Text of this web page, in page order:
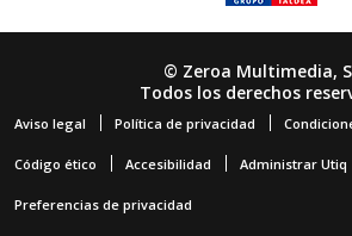
© Zeroa Multimedia,
Todos los derechos
Aviso legal Política de privacidad
Código ético Accesibilidad Administrar Utiq
Preferencias de privacidad